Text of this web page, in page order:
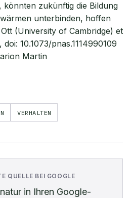
zukünftig die Bildung
unterbinden, hoffen
(University of Cambridge) et
10.1073/pnas.1114990109
Martin
VERHALTEN
QUELLE BEI GOOGLE
naturin Ihren Google-